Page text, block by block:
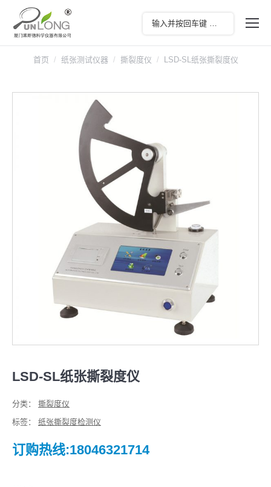
首页 纸张测试仪器 撕裂度仪 LSD-SL纸张撕裂度仪
LSD-SL纸张撕裂度仪
分类： 撕裂度仪
标签： 纸张撕裂度检测仪
订购热线:18046321714